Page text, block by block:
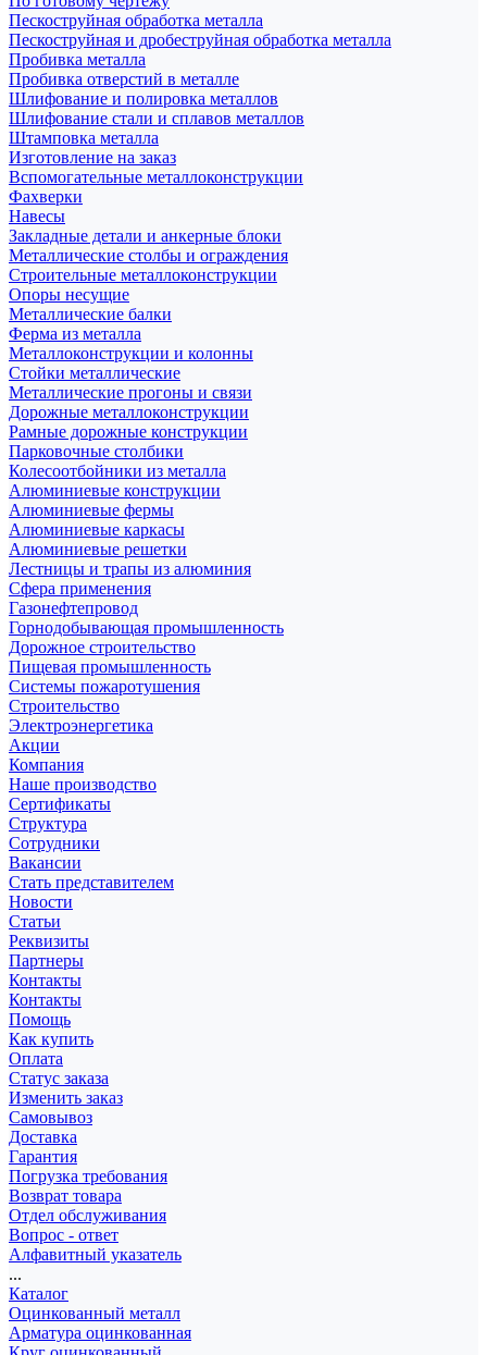
Пескоструйная обработка металла
Пескоструйная и дробеструйная обработка металла
Пробивка металла
Пробивка отверстий в металле
Шлифование и полировка металлов
Шлифование стали и сплавов металлов
Штамповка металла
Изготовление на заказ
Вспомогательные металлоконструкции
Фахверки
Навесы
Закладные детали и анкерные блоки
Металлические столбы и ограждения
Строительные металлоконструкции
Опоры несущие
Металлические балки
Ферма из металла
Металлоконструкции и колонны
Стойки металлические
Металлические прогоны и связи
Дорожные металлоконструкции
Рамные дорожные конструкции
Парковочные столбики
Колесоотбойники из металла
Алюминиевые конструкции
Алюминиевые фермы
Алюминиевые каркасы
Алюминиевые решетки
Лестницы и трапы из алюминия
Сфера применения
Газонефтепровод
Горнодобывающая промышленность
Дорожное строительство
Пищевая промышленность
Системы пожаротушения
Строительство
Электроэнергетика
Акции
Компания
Наше производство
Сертификаты
Структура
Сотрудники
Вакансии
Стать представителем
Новости
Статьи
Реквизиты
Партнеры
Контакты
Контакты
Помощь
Как купить
Оплата
Статус заказа
Изменить заказ
Самовывоз
Доставка
Гарантия
Погрузка требования
Возврат товара
Отдел обслуживания
Вопрос - ответ
Алфавитный указатель
...
Каталог
Оцинкованный металл
Арматура оцинкованная